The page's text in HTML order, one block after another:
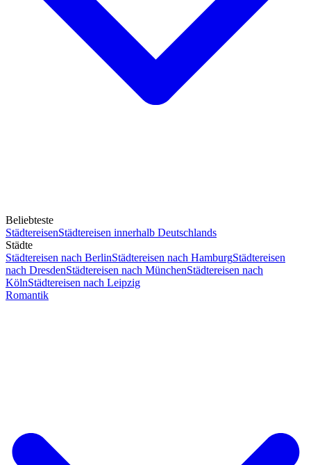
Beliebteste
StädtereisenStädtereisen innerhalb Deutschlands
Städte
Städtereisen nach BerlinStädtereisen nach HamburgStädtereisen
nach DresdenStädtereisen nach MünchenStädtereisen nach
KölnStädtereisen nach Leipzig
Romantik